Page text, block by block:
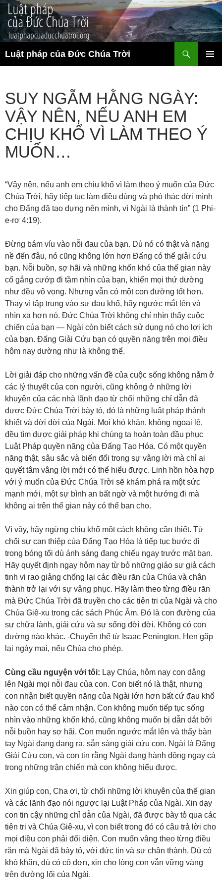
Chuyển
đến
nội
dung
Luật pháp của Đức Chúa Trời
kiếm
SUY NGẪM HẰNG NGÀY:
VẬY NÊN, NẾU ANH EM
CHỊU KHỔ VÌ LÀM THEO Ý
MUỐN…
“Vậy nên, nếu anh em chịu khổ vì làm theo ý muốn của Đức
Chúa Trời, hãy tiếp tục làm điều đúng và phó thác đời mình
cho Đấng đã tạo dựng nên mình, vì Ngài là thành tín” (1 Phi-
e-rơ 4:19).
Đừng bám víu vào nỗi đau của bạn. Dù nó có thật và nặng
nề đến đâu, nó cũng không lớn hơn Đấng có thể giải cứu
bạn. Nỗi buồn, sợ hãi và những khốn khó của thế gian này
cố gắng cướp đi tầm nhìn của bạn, khiến mọi thứ dường
như đều vô vọng. Nhưng vẫn có một con đường tốt hơn.
Thay vì tập trung vào sự đau khổ, hãy ngước mắt lên và
nhìn xa hơn nó. Đức Chúa Trời không chỉ nhìn thấy cuộc
chiến của bạn — Ngài còn biết cách sử dụng nó cho lợi ích
của bạn. Đấng Giải Cứu bạn có quyền năng trên mọi điều
hôm nay dường như là không thể.
Lời giải đáp cho những vấn đề của cuộc sống không nằm ở
các lý thuyết của con người, cũng không ở những lời
khuyên của các nhà lãnh đạo từ chối những chỉ dẫn đã
được Đức Chúa Trời bày tỏ, đó là những luật pháp thánh
khiết và đời đời của Ngài. Mọi khó khăn, không ngoại lệ,
đều tìm được giải pháp khi chúng ta hoàn toàn đầu phục
Luật Pháp quyền năng của Đấng Tạo Hóa. Có một quyền
năng thật, sâu sắc và biến đổi trong sự vâng lời mà chỉ ai
quyết tâm vâng lời mới có thể hiểu được. Linh hồn hòa hợp
với ý muốn của Đức Chúa Trời sẽ khám phá ra một sức
mạnh mới, một sự bình an bất ngờ và một hướng đi mà
không ai trên thế gian này có thể ban cho.
Vì vậy, hãy ngừng chịu khổ một cách không cần thiết. Từ
chối sự can thiệp của Đấng Tạo Hóa là tiếp tục bước đi
trong bóng tối dù ánh sáng đang chiếu ngay trước mặt bạn.
Hãy quyết định ngay hôm nay từ bỏ những giáo sư giả cách
tinh vi rao giảng chống lại các điều răn của Chúa và chân
thành trở lại với sự vâng phục. Hãy làm theo từng điều răn
mà Đức Chúa Trời đã truyền cho các tiên tri của Ngài và cho
Chúa Giê-xu trong các sách Phúc Âm. Đó là con đường của
sự chữa lành, giải cứu và sự sống đời đời. Không có con
đường nào khác. -Chuyển thể từ Isaac Penington. Hẹn gặp
lại ngày mai, nếu Chúa cho phép.
Cùng cầu nguyện với tôi: Lạy Chúa, hôm nay con dâng
lên Ngài mọi nỗi đau của con. Con biết nó là thật, nhưng
con nhận biết quyền năng của Ngài lớn hơn bất cứ đau khổ
nào con có thể cảm nhận. Con không muốn tiếp tục sống
nhìn vào những khốn khó, cũng không muốn bị dẫn dắt bởi
nỗi buồn hay sợ hãi. Con muốn ngước mắt lên và thấy bàn
tay Ngài đang dang ra, sẵn sàng giải cứu con. Ngài là Đấng
Giải Cứu con, và con tin rằng Ngài đang hành động ngay cả
trong những trận chiến mà con không hiểu được.
Xin giúp con, Cha ơi, từ chối những lời khuyên của thế gian
và các lãnh đạo nói ngược lại Luật Pháp của Ngài. Xin dạy
con tin cậy những chỉ dẫn của Ngài, đã được bày tỏ qua các
tiên tri và Chúa Giê-xu, vì con biết trong đó có câu trả lời cho
mọi điều con phải đối diện. Con muốn vâng theo từng điều
răn mà Ngài đã bày tỏ, với đức tin và sự chân thành. Dù có
khó khăn, dù có cô đơn, xin cho lòng con vẫn vững vàng
trên đường lối của Ngài.